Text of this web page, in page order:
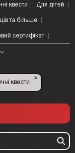
квести Для дітей
та більше
сертифікат
квести
×